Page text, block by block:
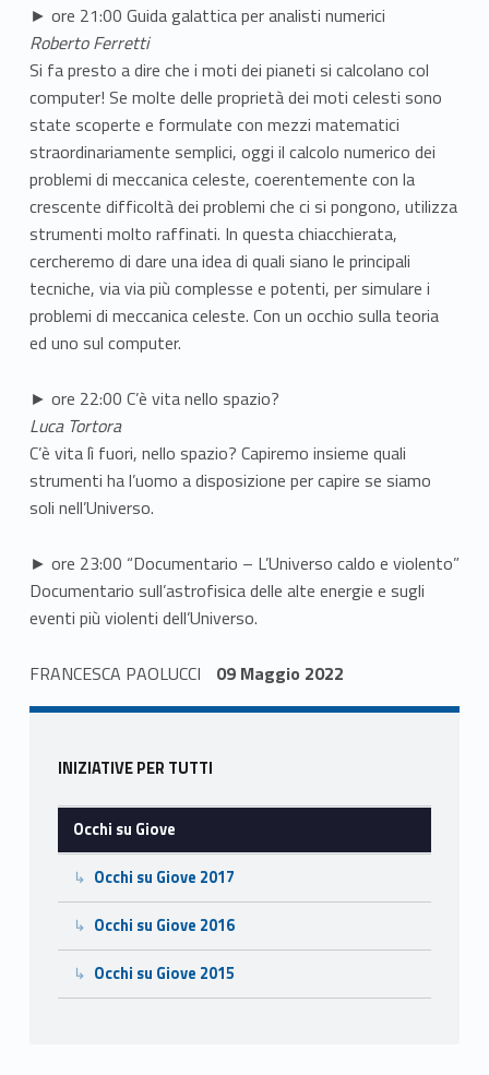
► ore 21:00 Guida galattica per analisti numerici
Roberto Ferretti
Si fa presto a dire che i moti dei pianeti si calcolano col
computer! Se molte delle proprietà dei moti celesti sono
state scoperte e formulate con mezzi matematici
straordinariamente semplici, oggi il calcolo numerico dei
problemi di meccanica celeste, coerentemente con la
crescente difficoltà dei problemi che ci si pongono, utilizza
strumenti molto raffinati. In questa chiacchierata,
cercheremo di dare una idea di quali siano le principali
tecniche, via via più complesse e potenti, per simulare i
problemi di meccanica celeste. Con un occhio sulla teoria
ed uno sul computer.
► ore 22:00 C’è vita nello spazio?
Luca Tortora
C’è vita lì fuori, nello spazio? Capiremo insieme quali
strumenti ha l’uomo a disposizione per capire se siamo
soli nell’Universo.
► ore 23:00 “Documentario – L’Universo caldo e violento”
Documentario sull’astrofisica delle alte energie e sugli
eventi più violenti dell’Universo.
FRANCESCA PAOLUCCI 09 Maggio 2022
Skip back to navigation
Sidebar
INIZIATIVE PER TUTTI
Occhi su Giove
Occhi su Giove 2017
Occhi su Giove 2016
Occhi su Giove 2015